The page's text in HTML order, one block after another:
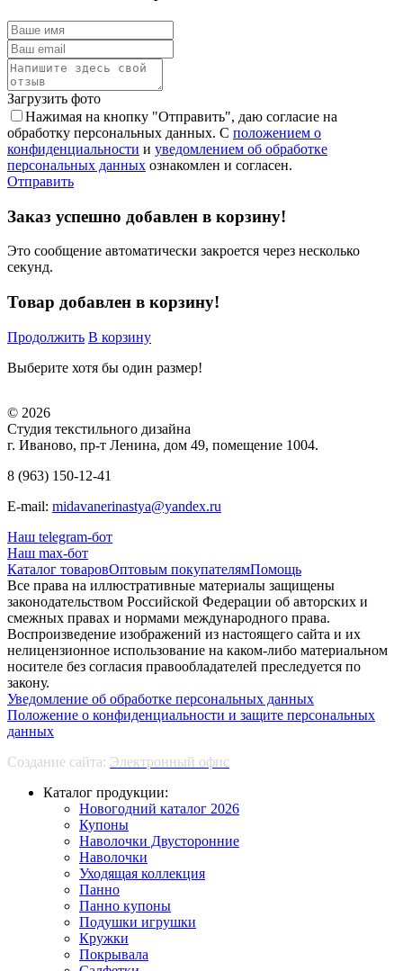
Загрузить фото
Нажимая на кнопку "Отправить", даю согласие на
обработку персональных данных. С положением о
конфиденциальности и уведомлением об обработке
персональных данных ознакомлен и согласен.
Отправить
Заказ успешно добавлен в корзину!
Это сообщение автоматически закроется через несколько
секунд.
Товар добавлен в корзину!
Продолжить В корзину
Выберите хотя бы один размер!
© 2026
Студия текстильного дизайна
г. Иваново, пр-т Ленина, дом 49, помещение 1004.
8 (963) 150-12-41
E-mail: midavanerinastya@yandex.ru
Наш telegram-бот
Наш max-бот
Каталог товаровОптовым покупателямПомощь
Все права на иллюстративные материалы защищены
законодательством Российской Федерации об авторских и
смежных правах и нормами международного права.
Воспроизведение изображений из настоящего сайта и их
нелицензионное использование на каком-либо материальном
носителе без согласия правообладателей преследуется по
закону.
Уведомление об обработке персональных данных
Положение о конфиденциальности и защите персональных
данных
Создание сайта: Электронный офис
Каталог продукции:
Новогодний каталог 2026
Купоны
Наволочки Двусторонние
Наволочки
Уходящая коллекция
Панно
Панно купоны
Подушки игрушки
Кружки
Покрывала